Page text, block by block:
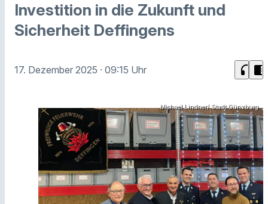
Investition in die Zukunft und
Sicherheit Deffingens
17. Dezember 2025 · 09:15 Uhr headphones chrome_reader_mode
Michael Lindner/ Stadt Günzburg